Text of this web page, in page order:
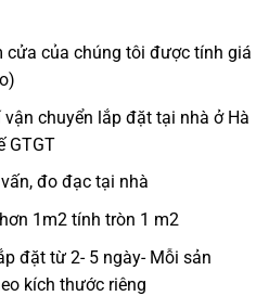
₫.
cửa của chúng tôi được tính giá
chuyển lắp đặt tại nhà ở Hà
GTGT
đo đạc tại nhà
1m2 tính tròn 1 m2
đặt từ 2- 5 ngày- Mỗi sản
kích thước riêng